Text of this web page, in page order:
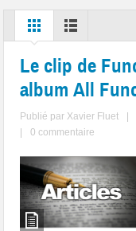
Le clip de
album All
Publié par Xavier Fluet
0 commentaire